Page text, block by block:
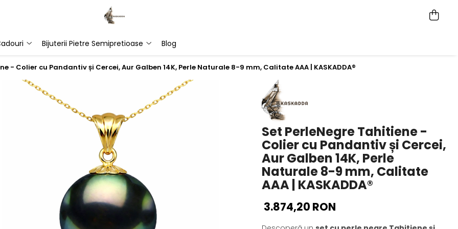
Bijuterii Pietre Semipretioase Blog
- Colier cu Pandantiv și Cercei, Aur Galben 14K, Perle Naturale 8-9 mm, Calitate AAA | KASKADDA®
Set PerleNegre Tahitiene -
Colier cu Pandantiv și Cercei,
Aur Galben 14K, Perle
Naturale 8-9 mm, Calitate
AAA | KASKADDA®
3.874,20 RON